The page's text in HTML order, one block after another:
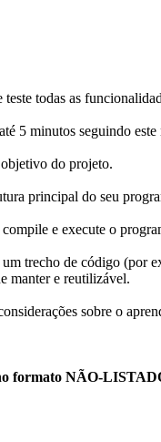
todas as
5 minutos seguindo este
do projeto.
principal do seu
compile e execute o
um trecho de código (por
manter e reutilizável.
sobre o
formato NÃO-